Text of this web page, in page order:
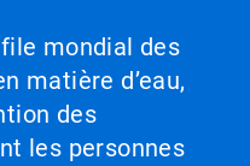
mondial des
matière d’eau,
des
les personnes